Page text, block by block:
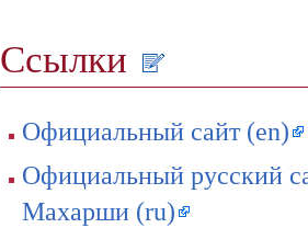
Ссылки
Официальный сайт (en)
Официальный русский
Махарши (ru)